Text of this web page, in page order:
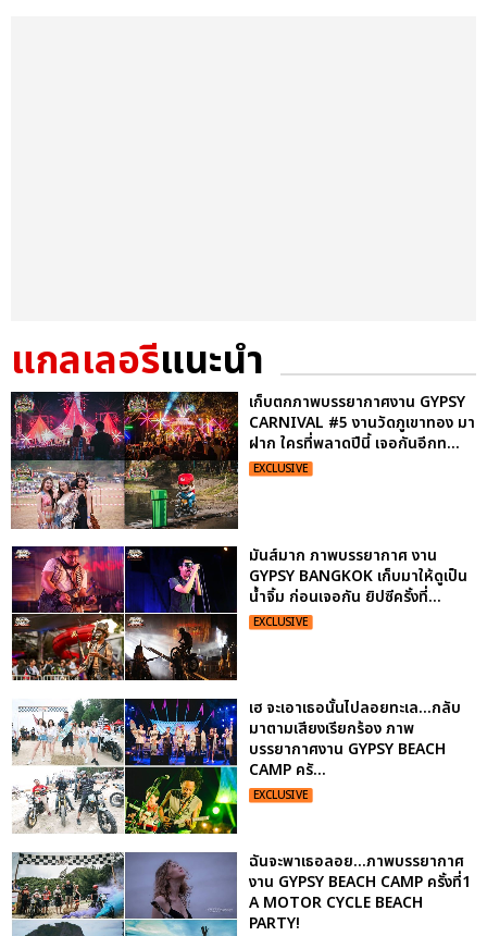
แกลเลอรีแนะนำ
เก็บตกภาพบรรยากาศงาน GYPSY
CARNIVAL #5 งานวัดภูเขาทอง มา
ฝาก ใครที่พลาดปีนี้ เจอกันอีกท...
EXCLUSIVE
มันส์มาก ภาพบรรยากาศ งาน
GYPSY BANGKOK เก็บมาให้ดูเป็น
น้ำจิ้ม ก่อนเจอกัน ยิปซีครั้งที่...
EXCLUSIVE
เฮ จะเอาเธอนั้นไปลอยทะเล...กลับ
มาตามเสียงเรียกร้อง ภาพ
บรรยากาศงาน GYPSY BEACH
CAMP ครั...
EXCLUSIVE
ฉันจะพาเธอลอย...ภาพบรรยากาศ
งาน GYPSY BEACH CAMP ครั้งที่1
A MOTOR CYCLE BEACH
PARTY!